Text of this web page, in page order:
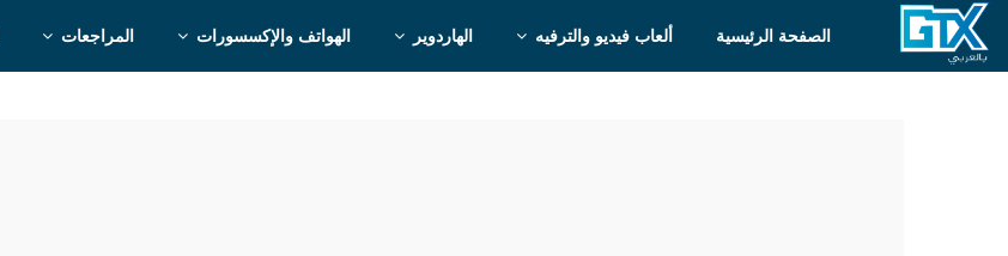
الصفحة الرئيسية ألعاب فيديو والترفيه الهاردوير الهواتف والإكسسورات المراجعات